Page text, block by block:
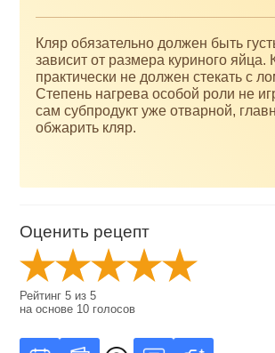
Кляр обязательно должен быть
зависит от размера куриного яйца.
практически не должен стекать с
Степень нагрева особой роли не
сам субпродукт уже отварной,
обжарить кляр.
Оценить рецепт
Рейтинг5 из5
на основе 10 голосов